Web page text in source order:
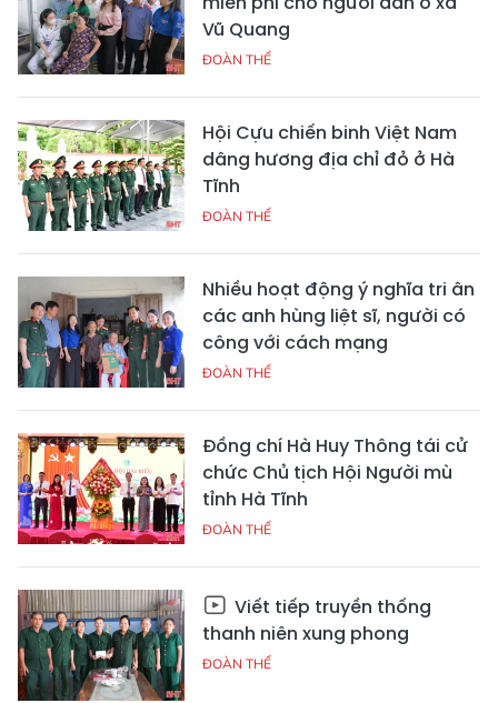
Vũ Quang
ĐOÀN THỂ
Hội Cựu chiến binh Việt Nam
dâng hương địa chỉ đỏ ở Hà
Tĩnh
ĐOÀN THỂ
Nhiều hoạt động ý nghĩa tri ân
các anh hùng liệt sĩ, người có
công với cách mạng
ĐOÀN THỂ
Đồng chí Hà Huy Thông tái cử
chức Chủ tịch Hội Người mù
tỉnh Hà Tĩnh
ĐOÀN THỂ
Viết tiếp truyền thống
thanh niên xung phong
ĐOÀN THỂ